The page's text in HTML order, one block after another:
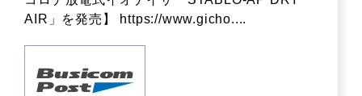
AIR」を発売】 https://www.gicho....